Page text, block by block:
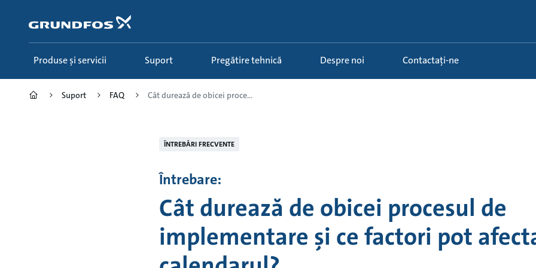
conținutul
principal
Produse și servicii Suport Pregătire tehnică Despre noi Contactați-ne
Suport FAQ Cât durează de obicei proce...
ÎNTREBĂRI FRECVENTE
Întrebare:
Cât durează de obicei procesul de
implementare și ce factori pot